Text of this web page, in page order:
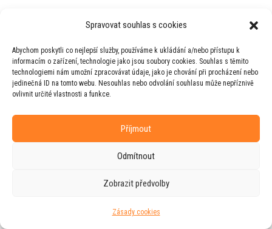
Spravovat souhlas s cookies
Abychom poskytli co nejlepší služby, používáme k ukládání a/nebo přístupu k
informacím o zařízení, technologie jako jsou soubory cookies. Souhlas s těmito
technologiemi nám umožní zpracovávat údaje, jako je chování při procházení nebo
jedinečná ID na tomto webu. Nesouhlas nebo odvolání souhlasu může nepříznivě
ovlivnit určité vlastnosti a funkce.
Příjmout
Odmítnout
Zobrazit předvolby
Zásady cookies
Horeckého
Web vytvořila firmaRUDIve spolupráci s
agenturou